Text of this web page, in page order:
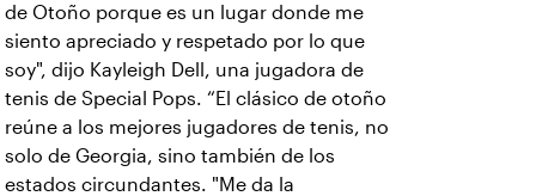
de Otoño porque es un lugar donde me
siento apreciado y respetado por lo que
soy", dijo Kayleigh Dell, una jugadora de
tenis de Special Pops. “El clásico de otoño
reúne a los mejores jugadores de tenis, no
solo de Georgia, sino también de los
estados circundantes. "Me da la